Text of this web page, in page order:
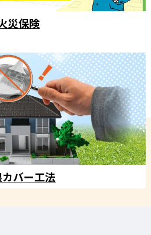
災保険
バー工法